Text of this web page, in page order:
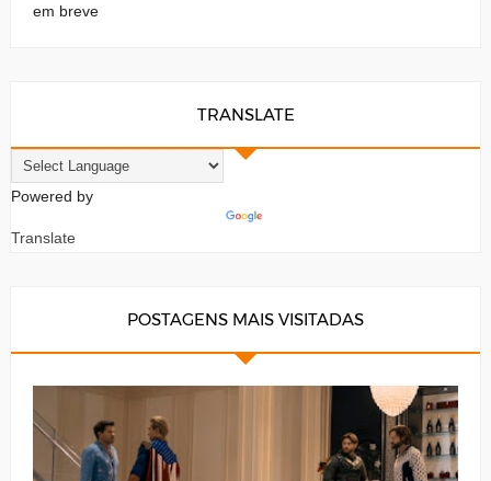
em breve
TRANSLATE
Powered by
Translate
POSTAGENS MAIS VISITADAS